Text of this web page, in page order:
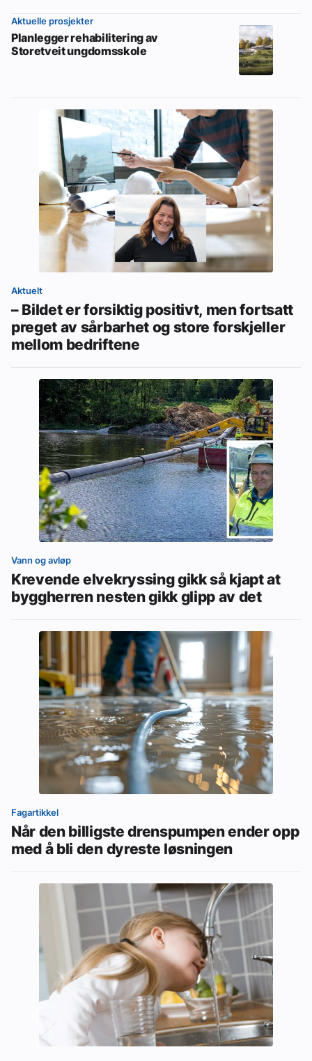
Aktuelle prosjekter
Planlegger rehabilitering av
Storetveit ungdomsskole
Aktuelt
– Bildet er forsiktig positivt, men fortsatt
preget av sårbarhet og store forskjeller
mellom bedriftene
Vann og avløp
Krevende elvekryssing gikk så kjapt at
byggherren nesten gikk glipp av det
Fagartikkel
Når den billigste drenspumpen ender opp
med å bli den dyreste løsningen